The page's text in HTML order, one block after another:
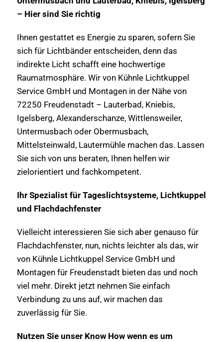
– Hier sind Sie richtig
Ihnen gestattet es Energie zu sparen, sofern Sie
sich für Lichtbänder entscheiden, denn das
indirekte Licht schafft eine hochwertige
Raumatmosphäre. Wir von Kühnle Lichtkuppel
Service GmbH und Montagen in der Nähe von
72250 Freudenstadt – Lauterbad, Kniebis,
Igelsberg, Alexanderschanze, Wittlensweiler,
Untermusbach oder Obermusbach,
Mittelsteinwald, Lautermühle machen das. Lassen
Sie sich von uns beraten, Ihnen helfen wir
zielorientiert und fachkompetent.
Ihr Spezialist für Tageslichtsysteme, Lichtkuppel
und Flachdachfenster
Vielleicht interessieren Sie sich aber genauso für
Flachdachfenster, nun, nichts leichter als das, wir
von Kühnle Lichtkuppel Service GmbH und
Montagen für Freudenstadt bieten das und noch
viel mehr. Direkt jetzt nehmen Sie einfach
Verbindung zu uns auf, wir machen das
zuverlässig für Sie.
Nutzen Sie unser Know How wenn es um